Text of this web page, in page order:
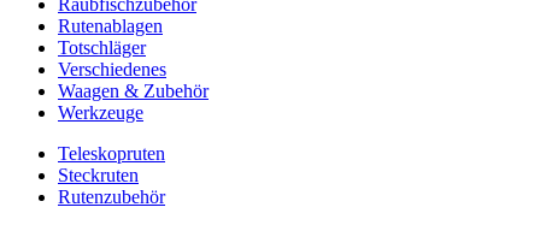
Rutenablagen
Totschläger
Verschiedenes
Waagen & Zubehör
Werkzeuge
Teleskopruten
Steckruten
Rutenzubehör